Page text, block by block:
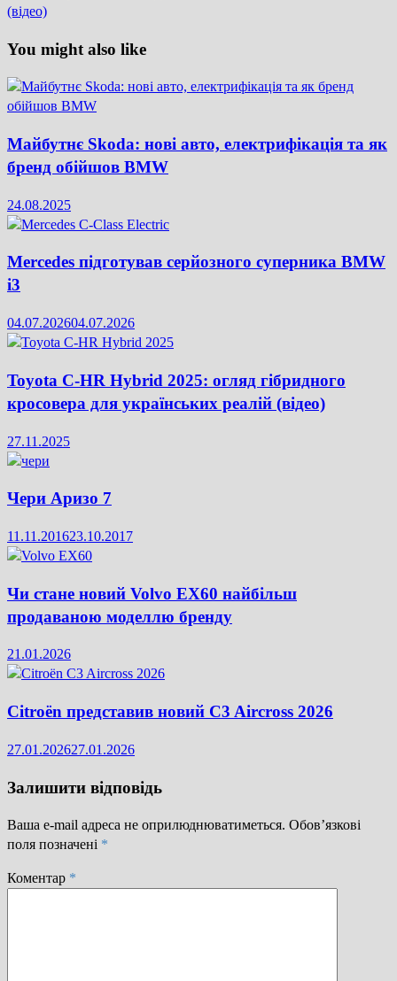
(відео)
You might also like
Майбутнє Skoda: нові авто, електрифікація та як
бренд обійшов BMW
24.08.2025
Mercedes підготував серйозного суперника BMW
i3
04.07.202604.07.2026
Toyota C-HR Hybrid 2025: огляд гібридного
кросовера для українських реалій (відео)
27.11.2025
Чери Аризо 7
11.11.201623.10.2017
Чи стане новий Volvo EX60 найбільш
продаваною моделлю бренду
21.01.2026
Citroën представив новий C3 Aircross 2026
27.01.202627.01.2026
Залишити відповідь
Ваша e-mail адреса не оприлюднюватиметься. Обов’язкові
поля позначені *
Коментар *